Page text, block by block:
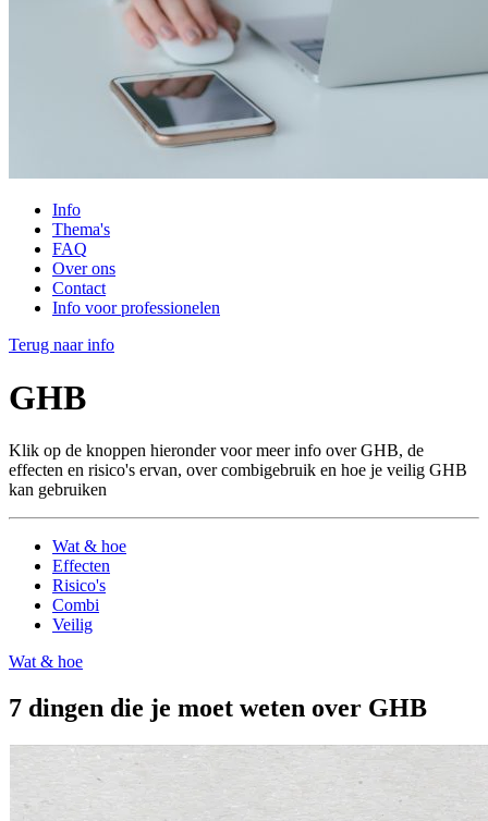
Info
Thema's
FAQ
Over ons
Contact
Info voor professionelen
Terug naar info
GHB
Klik op de knoppen hieronder voor meer info over GHB, de
effecten en risico's ervan, over combigebruik en hoe je veilig GHB
kan gebruiken
Wat & hoe
Effecten
Risico's
Combi
Veilig
Wat & hoe
7 dingen die je moet weten over GHB